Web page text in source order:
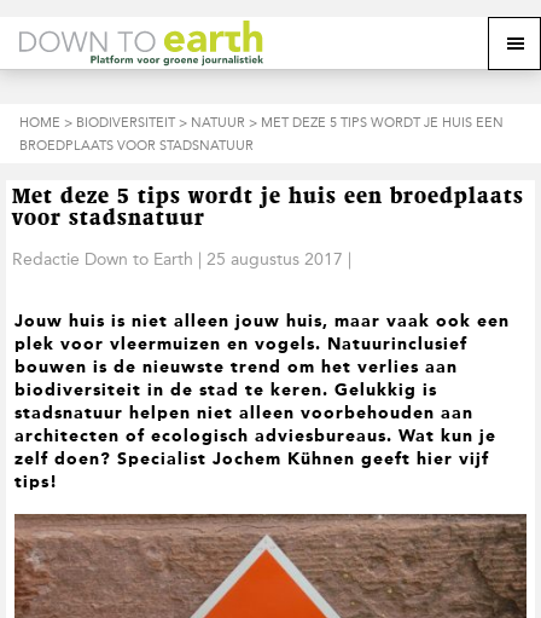
p
r
n
a
a
d
o
o
f
d
n
a
v
i
a
t
i
e
o
o
n
r
d
h
f
d
n
h
o
u
d
p
r
n
a
a
d
o
e
t
t
e
k
s
t
M
HOME > BIODIVERSITEIT> NATUUR > MET DEZE 5 TIPS WORDT JE HUIS EEN
BROEDPLAATS VOOR STADSNATUUR
Met deze 5 tips wordt je huis een broedplaats
voor stadsnatuur
Redactie Down to Earth | 25 augustus 2017 |
Jouw huis is niet alleen jouw huis, maar vaak ook een
plek voor vleermuizen en vogels. Natuurinclusief
bouwen is de nieuwste trend om het verlies aan
biodiversiteit in de stad te keren. Gelukkig is
stadsnatuur helpen niet alleen voorbehouden aan
architecten of ecologisch adviesbureaus. Wat kun je
zelf doen? Specialist Jochem Kühnen geeft hier vijf
tips!